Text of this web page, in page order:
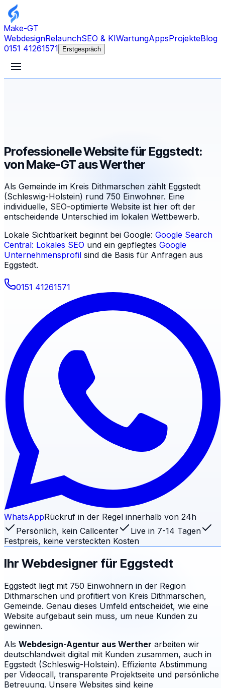
Make-GT
WebdesignRelaunchSEO & KIWartungAppsProjekteBlog
0151 41261571
Erstgespräch
Professionelle Website für Eggstedt:
von Make-GT aus Werther
Als Gemeinde im Kreis Dithmarschen zählt Eggstedt
(Schleswig-Holstein) rund 750 Einwohner. Eine
individuelle, SEO-optimierte Website ist hier oft der
entscheidende Unterschied im lokalen Wettbewerb.
Lokale Sichtbarkeit beginnt bei Google: Google Search
Central: Lokales SEO und ein gepflegtes Google
Unternehmensprofil sind die Basis für Anfragen aus
Eggstedt.
0151 41261571
WhatsAppRückruf in der Regel innerhalb von 24h
Persönlich, kein Callcenter
Live in 7-14 Tagen
Festpreis, keine versteckten Kosten
Ihr Webdesigner für Eggstedt
Eggstedt liegt mit 750 Einwohnern in der Region
Dithmarschen und profitiert von Kreis Dithmarschen,
Gemeinde. Genau dieses Umfeld entscheidet, wie eine
Website aufgebaut sein muss, um neue Kunden zu
gewinnen.
Als Webdesign-Agentur aus Werther arbeiten wir
deutschlandweit digital mit Kunden zusammen, auch in
Eggstedt (Schleswig-Holstein). Effiziente Abstimmung
per Videocall, transparente Projektseite und persönliche
Betreuung. Unsere Websites sind keine